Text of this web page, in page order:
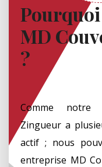
Pourquoi
MD
?
Comme notre
Zingueur a
actif ; nous
entreprise MD